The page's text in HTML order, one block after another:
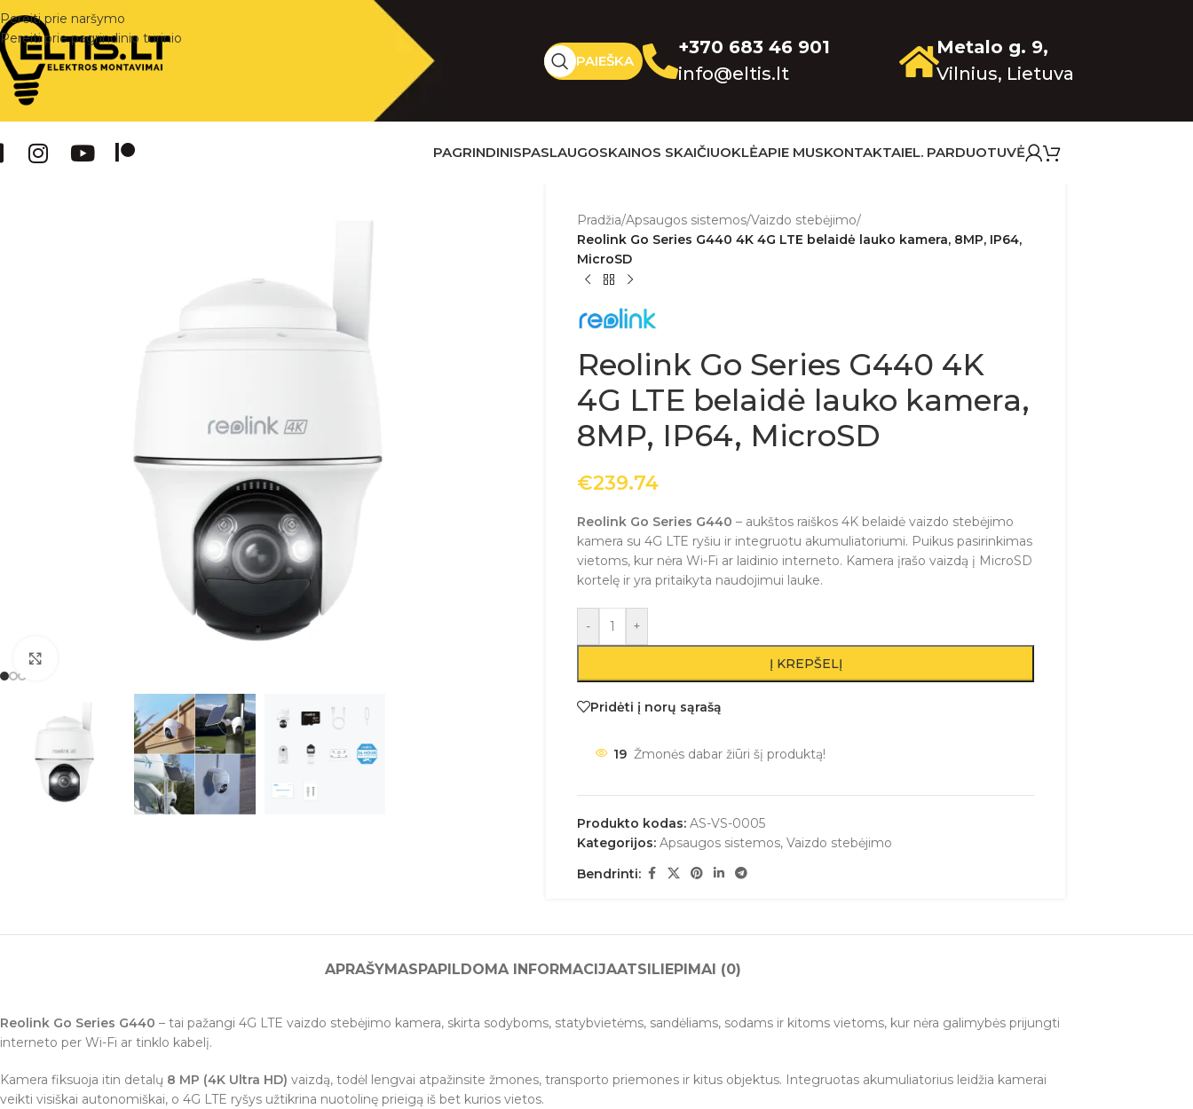
Pereiti prie naršymo
Pereiti prie pagrindinio turinio
PAIEŠKA
+370 683 46 901
info@eltis.lt
Metalo g. 9,
Vilnius, Lietuva
PAGRINDINISPASLAUGOSKAINOS SKAIČIUOKLĖAPIE MUSKONTAKTAIEL. PARDUOTUVĖ
Pradžia/Apsaugos sistemos/Vaizdo stebėjimo/
Reolink Go Series G440 4K 4G LTE belaidė lauko kamera, 8MP, IP64,
MicroSD
Reolink Go Series G440 4K
4G LTE belaidė lauko kamera,
8MP, IP64, MicroSD
€239.74
Reolink Go Series G440 – aukštos raiškos 4K belaidė vaizdo stebėjimo
kamera su 4G LTE ryšiu ir integruotu akumuliatoriumi. Puikus pasirinkimas
vietoms, kur nėra Wi-Fi ar laidinio interneto. Kamera įrašo vaizdą į MicroSD
kortelę ir yra pritaikyta naudojimui lauke.
- +
Į KREPŠELĮ
Pridėti į norų sąrašą
19 Žmonės dabar žiūri šį produktą!
Produkto kodas: AS-VS-0005
Kategorijos: Apsaugos sistemos, Vaizdo stebėjimo
Bendrinti:
APRAŠYMAS PAPILDOMA INFORMACIJAATSILIEPIMAI (0)
Reolink Go Series G440 – tai pažangi 4G LTE vaizdo stebėjimo kamera, skirta sodyboms, statybvietėms, sandėliams, sodams ir kitoms vietoms, kur nėra galimybės prijungti
interneto per Wi-Fi ar tinklo kabelį.
Kamera fiksuoja itin detalų 8 MP (4K Ultra HD) vaizdą, todėl lengvai atpažinsite žmones, transporto priemones ir kitus objektus. Integruotas akumuliatorius leidžia kamerai
veikti visiškai autonomiškai, o 4G LTE ryšys užtikrina nuotolinę prieigą iš bet kurios vietos.